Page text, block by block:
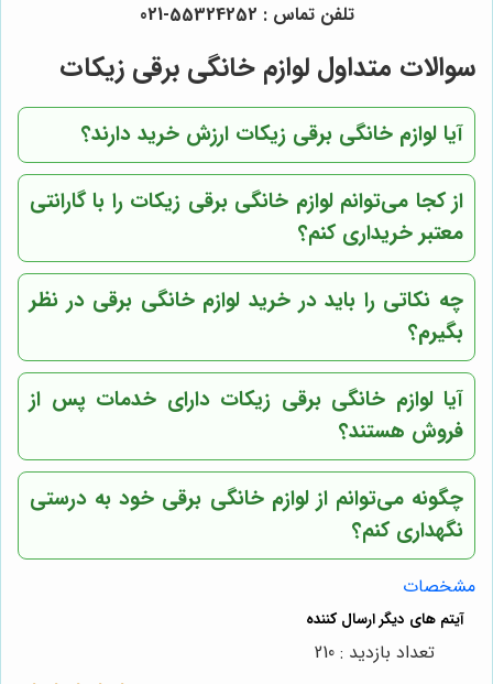
تلفن تماس : 55324252-021
سوالات متداول لوازم خانگی برقی زیکات
آیا لوازم خانگی برقی زیکات ارزش خرید دارند؟
از کجا می‌توانم لوازم خانگی برقی زیکات را با گارانتی
معتبر خریداری کنم؟
چه نکاتی را باید در خرید لوازم خانگی برقی در نظر
بگیرم؟
آیا لوازم خانگی برقی زیکات دارای خدمات پس از
فروش هستند؟
چگونه می‌توانم از لوازم خانگی برقی خود به درستی
نگهداری کنم؟
مشخصات
تعداد بازدید : 210